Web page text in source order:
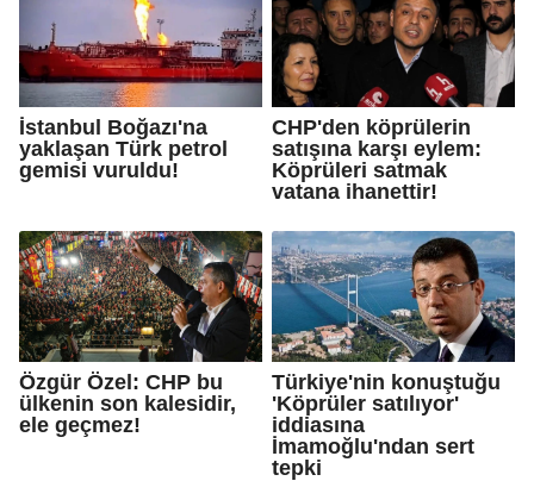
İstanbul Boğazı'na
yaklaşan Türk petrol
gemisi vuruldu!
CHP'den köprülerin
satışına karşı eylem:
Köprüleri satmak
vatana ihanettir!
Özgür Özel: CHP bu
ülkenin son kalesidir,
ele geçmez!
Türkiye'nin konuştuğu
'Köprüler satılıyor'
iddiasına
İmamoğlu'ndan sert
tepki